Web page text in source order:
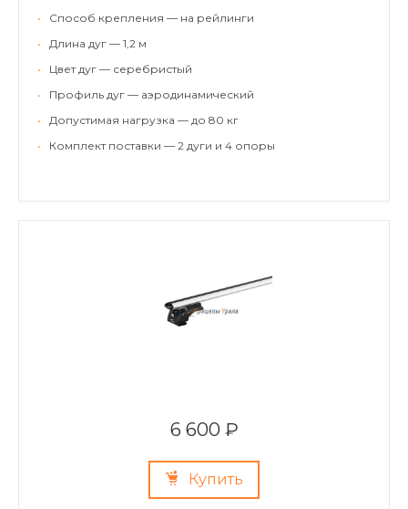
•
Способ крепления — на рейлинги
•
Длина дуг — 1,2 м
•
Цвет дуг — серебристый
•
Профиль дуг — аэродинамический
•
Допустимая нагрузка — до 80 кг
•
Комплект поставки — 2 дуги и 4 опоры
6 600 ₽
Купить